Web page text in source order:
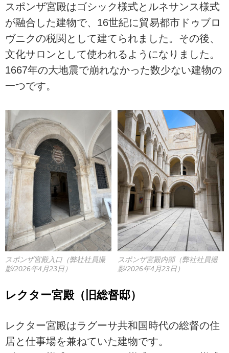
スポンザ宮殿はゴシック様式とルネサンス様式
が融合した建物で、16世紀に貿易都市ドゥブロ
ヴニクの税関として建てられました。その後、
文化サロンとして使われるようになりました。
1667年の大地震で崩れなかった数少ない建物の
一つです。
スポンザ宮殿入口（弊社社員撮
影/2026年4月23日）
スポンザ宮殿内部（弊社社員撮
影/2026年4月23日）
レクター宮殿（旧総督邸）
レクター宮殿はラグーサ共和国時代の総督の住
居と仕事場を兼ねていた建物です。